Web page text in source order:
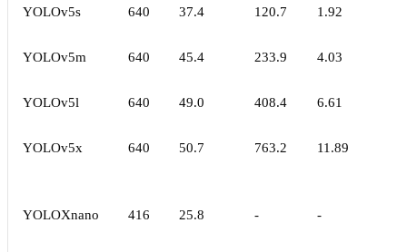
YOLOv5s 640 37.4 120.7 1.92
YOLOv5m 640 45.4 233.9 4.03
YOLOv5l 640 49.0 408.4 6.61
YOLOv5x 640 50.7 763.2 11.89
YOLOXnano 416 25.8 - -